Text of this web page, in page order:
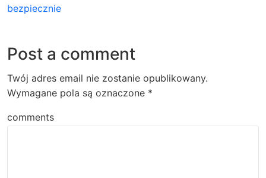
bezpiecznie
Post a comment
Twój adres email nie zostanie opublikowany.
Wymagane pola są oznaczone *
comments